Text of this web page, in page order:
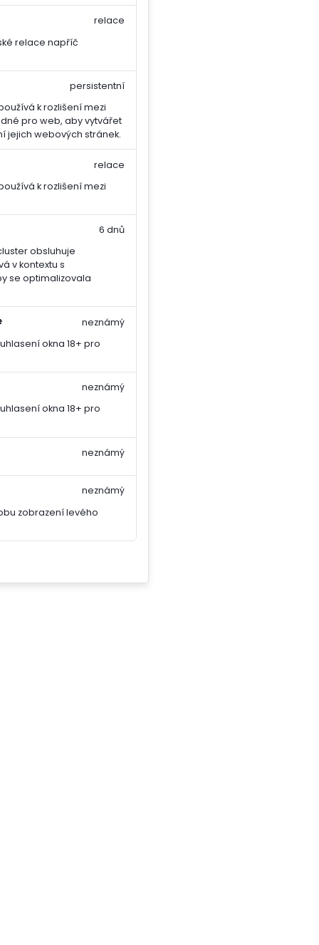
relace napříč
relace
k rozlišení mezi
pro web, aby vytvářet
jejich webových stránek.
persistentní
k rozlišení mezi
relace
obsluhuje
v kontextu s
se optimalizovala
6 dnů
okna 18+ pro
neznámý
okna 18+ pro
neznámý
neznámý
zobrazení levého
neznámý